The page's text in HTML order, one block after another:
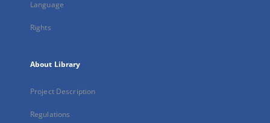
Language
Rights
About Library
Project Description
Regulations